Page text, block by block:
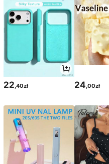
22,40zł 24,00zł